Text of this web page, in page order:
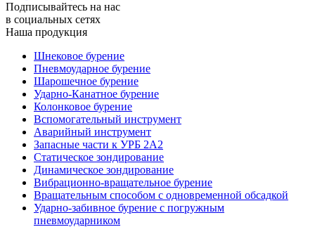
Подписывайтесь на нас
в социальных сетях
Наша продукция
Шнековое бурение
Пневмоударное бурение
Шарошечное бурение
Ударно-Канатное бурение
Колонковое бурение
Вспомогательный инструмент
Аварийный инструмент
Запасные части к УРБ 2А2
Статическое зондирование
Динамическое зондирование
Вибрационно-вращательное бурение
Вращательным способом с одновременной обсадкой
Ударно-забивное бурение с погружным
пневмоударником